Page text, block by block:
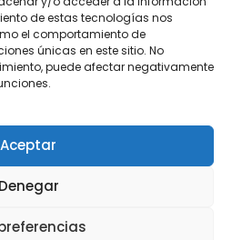
de estas tecnologías nos
el comportamiento de
únicas en este sitio. No
puede afectar negativamente
Aceptar
Denegar
- 8 SEP 2026
€885
- 9 SEP 2026
- 10 SEP 2026
€885
Desde €885
Athens, Parthenon
! À votre